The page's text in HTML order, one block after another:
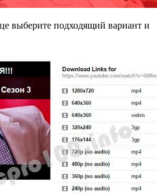
выберите подходящий вариант и